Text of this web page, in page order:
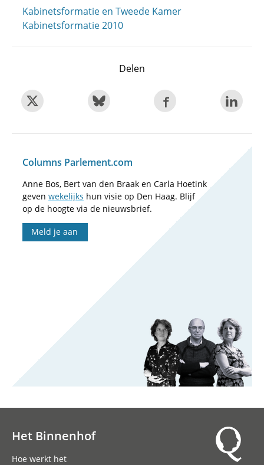
Kabinetsformatie en Tweede Kamer
Kabinetsformatie 2010
Delen
Columns Parlement.com
Anne Bos, Bert van den Braak en Carla Hoetink
geven wekelijks hun visie op Den Haag. Blijf
op de hoogte via de nieuwsbrief.
Meld je aan
Het Binnenhof
Hoe werkt het